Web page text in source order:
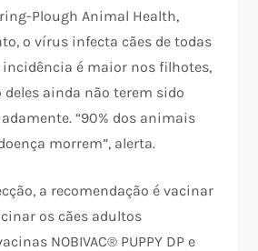
Plough Animal Health,
o vírus infecta cães de todas
incidência é maior nos filhotes,
deles ainda não terem sido
“90% dos animais
morrem”, alerta.
a recomendação é vacinar
os cães adultos
NOBIVAC® PUPPY DP e